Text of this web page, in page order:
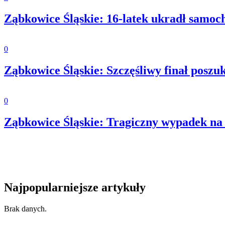
Ząbkowice Śląskie: 16-latek ukradł
0
Ząbkowice Śląskie: Szczęśliwy finał
0
Ząbkowice Śląskie: Tragiczny wypadek
Najpopularniejsze artykuły
Brak danych.